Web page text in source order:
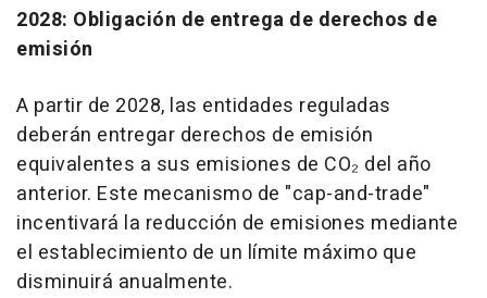
2028: Obligación de entrega de derechos de
emisión
A partir de 2028, las entidades reguladas
deberán entregar derechos de emisión
equivalentes a sus emisiones de CO₂ del año
anterior. Este mecanismo de "cap-and-trade"
incentivará la reducción de emisiones mediante
el establecimiento de un límite máximo que
disminuirá anualmente.